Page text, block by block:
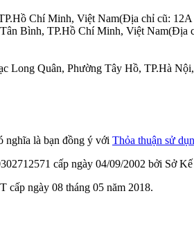
Chí Minh, Việt Nam(Địa chỉ cũ: 12A
Bình, TP.Hồ Chí Minh, Việt Nam(Địa
Long Quân, Phường Tây Hồ, TP.Hà
nghĩa là bạn đồng ý với Thỏa thuận sử
cấp ngày 04/09/2002 bởi Sở
cấp ngày 08 tháng 05 năm 2018.